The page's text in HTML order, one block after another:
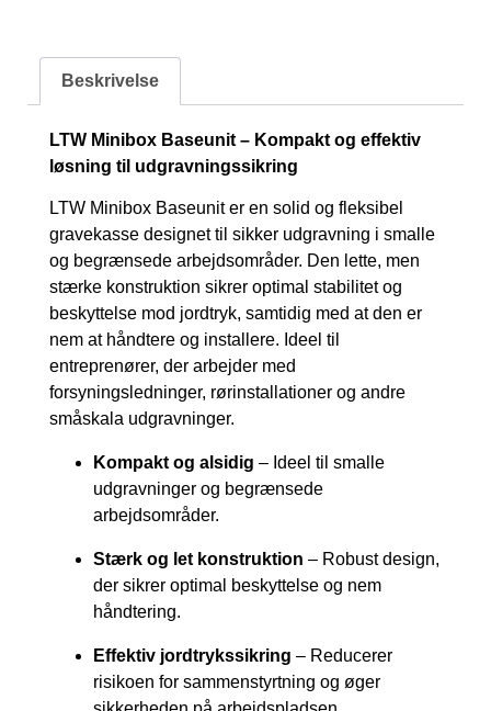
Beskrivelse
LTW Minibox Baseunit – Kompakt og effektiv
løsning til udgravningssikring
LTW Minibox Baseunit er en solid og fleksibel
gravekasse designet til sikker udgravning i smalle
og begrænsede arbejdsområder. Den lette, men
stærke konstruktion sikrer optimal stabilitet og
beskyttelse mod jordtryk, samtidig med at den er
nem at håndtere og installere. Ideel til
entreprenører, der arbejder med
forsyningsledninger, rørinstallationer og andre
småskala udgravninger.
Kompakt og alsidig – Ideel til smalle
udgravninger og begrænsede
arbejdsområder.
Stærk og let konstruktion – Robust design,
der sikrer optimal beskyttelse og nem
håndtering.
Effektiv jordtrykssikring – Reducerer
risikoen for sammenstyrtning og øger